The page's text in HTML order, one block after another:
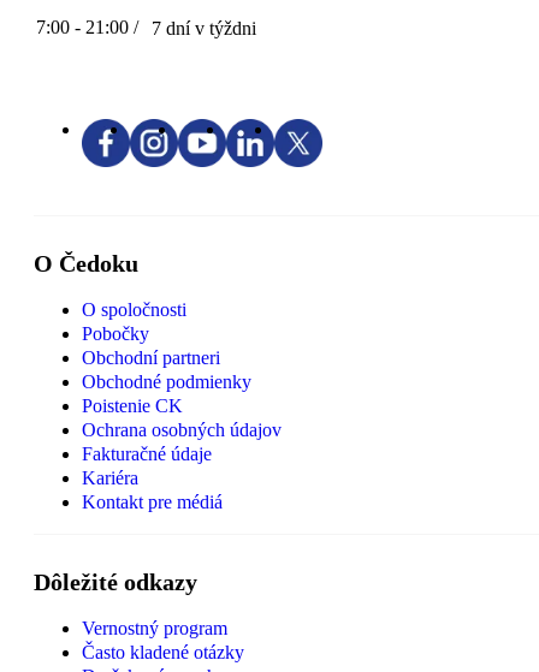
7:00 - 21:00 / 7 dní v týždni
O Čedoku
O spoločnosti
Pobočky
Obchodní partneri
Obchodné podmienky
Poistenie CK
Ochrana osobných údajov
Fakturačné údaje
Kariéra
Kontakt pre médiá
Dôležité odkazy
Vernostný program
Často kladené otázky